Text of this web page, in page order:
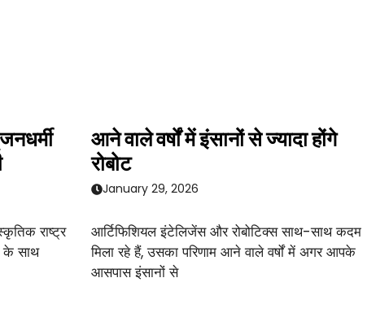
राष्ट्र
के साथ
आने वाले वर्षों में इंसानों से ज्यादा होंगे
रोबोट
January 29, 2026
आर्टिफिशियल इंटेलिजेंस और रोबोटिक्स साथ-साथ कदम
मिला रहे हैं, उसका परिणाम आने वाले वर्षों में अगर आपके
आसपास इंसानों से